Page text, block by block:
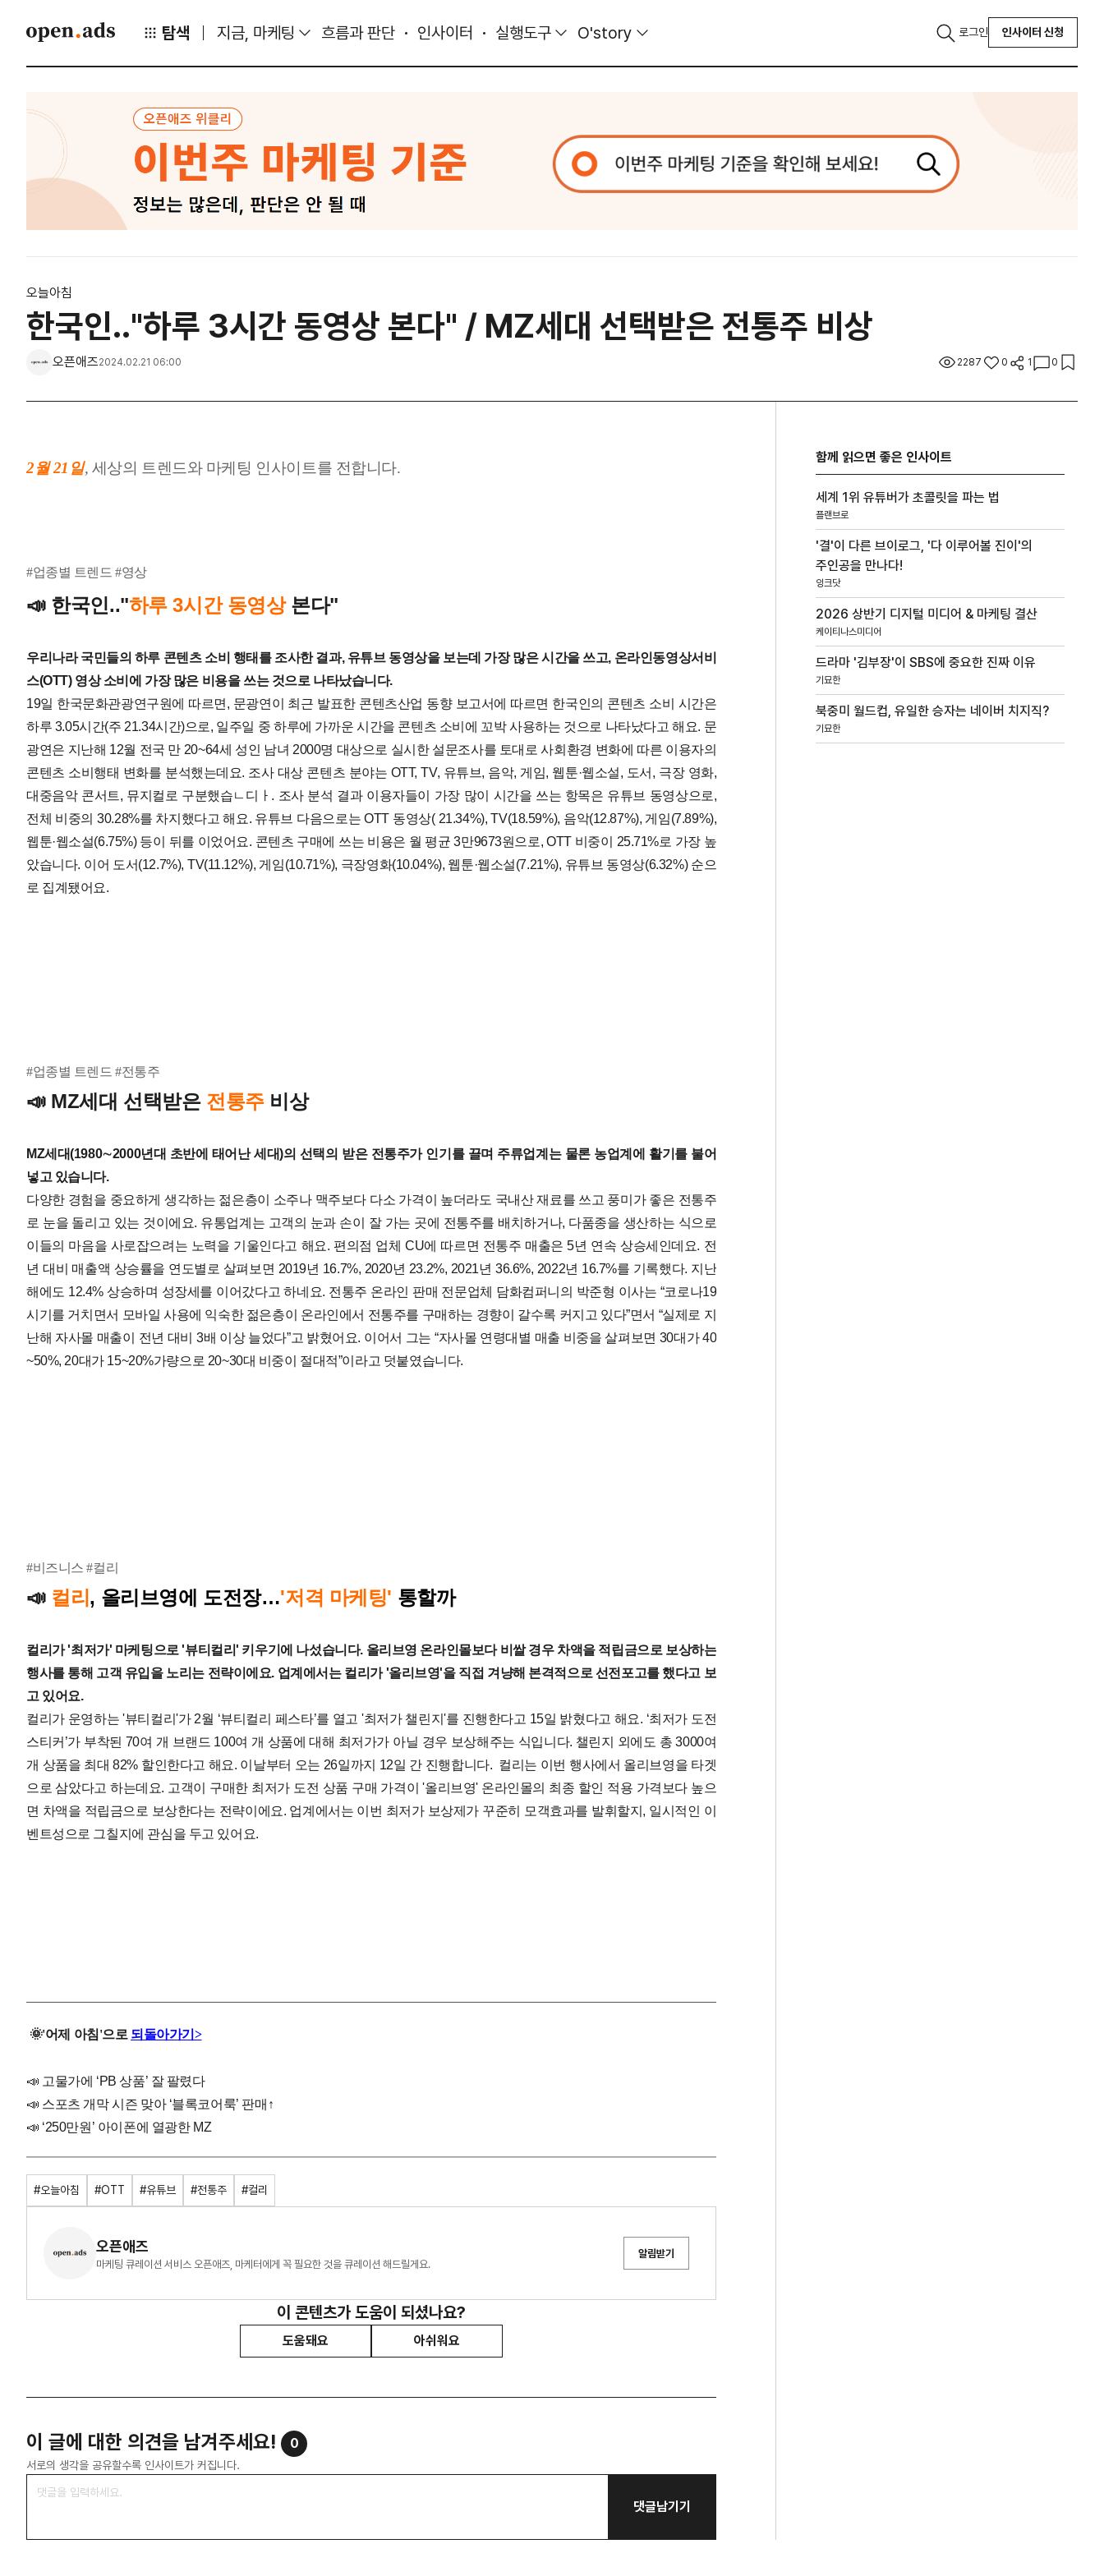
탐색 지금, 마케팅 흐름과 판단 인사이터 실행도구 O'story 로그인 인사이터 신청
오늘아침
한국인.."하루 3시간 동영상 본다" / MZ세대 선택받은 전통주 비상
오픈애즈2024.02.21 06:00 2287 0 1 0
2월 21 일, 세상의 트렌드와 마케팅 인사이트를 전합니다.
#업종별 트렌드 #영상
📣 한국인.."하루 3시간 동영상본다"
우리나라 국민들의 하루 콘텐츠 소비 행태를 조사한 결과, 유튜브 동영상을 보는데 가장 많은 시간을 쓰고, 온라인동영상서비
스(OTT) 영상 소비에 가장 많은 비용을 쓰는 것으로 나타났습니다.
19일 한국문화관광연구원에 따르면, 문광연이 최근 발표한 콘텐츠산업 동향 보고서에 따르면 한국인의 콘텐츠 소비 시간은
하루 3.05시간(주 21.34시간)으로, 일주일 중 하루에 가까운 시간을 콘텐츠 소비에 꼬박 사용하는 것으로 나타났다고 해요. 문
광연은 지난해 12월 전국 만 20~64세 성인 남녀 2000명 대상으로 실시한 설문조사를 토대로 사회환경 변화에 따른 이용자의
콘텐츠 소비행태 변화를 분석했는데요. 조사 대상 콘텐츠 분야는 OTT, TV, 유튜브, 음악, 게임, 웹툰·웹소설, 도서, 극장 영화,
대중음악 콘서트, 뮤지컬로 구분했습ㄴ디ㅏ. 조사 분석 결과 이용자들이 가장 많이 시간을 쓰는 항목은 유튜브 동영상으로,
전체 비중의 30.28%를 차지했다고 해요. 유튜브 다음으로는 OTT 동영상( 21.34%), TV(18.59%), 음악(12.87%), 게임(7.89%),
웹툰·웹소설(6.75%) 등이 뒤를 이었어요. 콘텐츠 구매에 쓰는 비용은 월 평균 3만9673원으로, OTT 비중이 25.71%로 가장 높
았습니다. 이어 도서(12.7%), TV(11.12%), 게임(10.71%), 극장영화(10.04%), 웹툰·웹소설(7.21%), 유튜브 동영상(6.32%) 순으
로 집계됐어요.
#업종별 트렌드 #전통주
📣 MZ세대 선택받은 전통주 비상
MZ세대(1980∼2000년대 초반에 태어난 세대)의 선택의 받은 전통주가 인기를 끌며 주류업계는 물론 농업계에 활기를 불어
넣고 있습니다.
다양한 경험을 중요하게 생각하는 젊은층이 소주나 맥주보다 다소 가격이 높더라도 국내산 재료를 쓰고 풍미가 좋은 전통주
로 눈을 돌리고 있는 것이에요. 유통업계는 고객의 눈과 손이 잘 가는 곳에 전통주를 배치하거나, 다품종을 생산하는 식으로
이들의 마음을 사로잡으려는 노력을 기울인다고 해요. 편의점 업체 CU에 따르면 전통주 매출은 5년 연속 상승세인데요. 전
년 대비 매출액 상승률을 연도별로 살펴보면 2019년 16.7%, 2020년 23.2%, 2021년 36.6%, 2022년 16.7%를 기록했다. 지난
해에도 12.4% 상승하며 성장세를 이어갔다고 하네요. 전통주 온라인 판매 전문업체 담화컴퍼니의 박준형 이사는 “코로나19
시기를 거치면서 모바일 사용에 익숙한 젊은층이 온라인에서 전통주를 구매하는 경향이 갈수록 커지고 있다”면서 “실제로 지
난해 자사몰 매출이 전년 대비 3배 이상 늘었다”고 밝혔어요. 이어서 그는 “자사몰 연령대별 매출 비중을 살펴보면 30대가 40
~50%, 20대가 15~20%가량으로 20~30대 비중이 절대적”이라고 덧붙였습니다.
#비즈니스 #컬리
📣 컬리 , 올리브영에 도전장…'저격 마케팅' 통할까
컬리가 '최저가' 마케팅으로 '뷰티컬리' 키우기에 나섰습니다. 올리브영 온라인몰보다 비쌀 경우 차액을 적립금으로 보상하는
행사를 통해 고객 유입을 노리는 전략이에요. 업계에서는 컬리가 '올리브영'을 직접 겨냥해 본격적으로 선전포고를 했다고 보
고 있어요.
컬리가 운영하는 '뷰티컬리'가 2월 ‘뷰티컬리 페스타’를 열고 '최저가 챌린지'를 진행한다고 15일 밝혔다고 해요. ‘최저가 도전
스티커’가 부착된 70여 개 브랜드 100여 개 상품에 대해 최저가가 아닐 경우 보상해주는 식입니다. 챌린지 외에도 총 3000여
개 상품을 최대 82% 할인한다고 해요. 이날부터 오는 26일까지 12일 간 진행합니다. 컬리는 이번 행사에서 올리브영을 타겟
으로 삼았다고 하는데요. 고객이 구매한 최저가 도전 상품 구매 가격이 '올리브영' 온라인몰의 최종 할인 적용 가격보다 높으
면 차액을 적립금으로 보상한다는 전략이에요. 업계에서는 이번 최저가 보상제가 꾸준히 모객효과를 발휘할지, 일시적인 이
벤트성으로 그칠지에 관심을 두고 있어요.
🌞'어제 아침'으로 되돌아가기>
📣 고물가에 ‘PB 상품’ 잘 팔렸다
📣 스포츠 개막 시즌 맞아 ‘블록코어룩’ 판매↑
📣 ‘250만원’ 아이폰에 열광한 MZ
#오늘아침 #OTT #유튜브 #전통주 #컬리
오픈애즈
마케팅 큐레이션 서비스 오픈애즈, 마케터에게 꼭 필요한 것을 큐레이션 해드릴게요.
알림받기
이 콘텐츠가 도움이 되셨나요?
도움돼요 아쉬워요
이 글에 대한 의견을 남겨주세요! 0
서로의 생각을 공유할수록 인사이트가 커집니다.
댓글남기기
함께 읽으면 좋은 인사이트
세계 1위 유튜버가 초콜릿을 파는 법
플랜브로
'결'이 다른 브이로그, '다 이루어볼 진이'의
주인공을 만나다!
잉크닷
2026 상반기 디지털 미디어 & 마케팅 결산
케이티나스미디어
드라마 '김부장'이 SBS에 중요한 진짜 이유
기묘한
북중미 월드컵, 유일한 승자는 네이버 치지직?
기묘한